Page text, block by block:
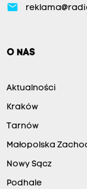
email
O NAS
Aktualności
Kraków
Tarnów
Małopolska
Nowy Sącz
Podhale